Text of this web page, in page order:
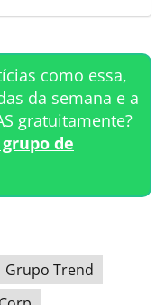
como essa,
da semana e a
gratuitamente?
de
Grupo Trend